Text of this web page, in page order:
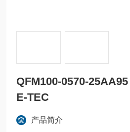
QFM100-0570-
E-TEC
产品简介